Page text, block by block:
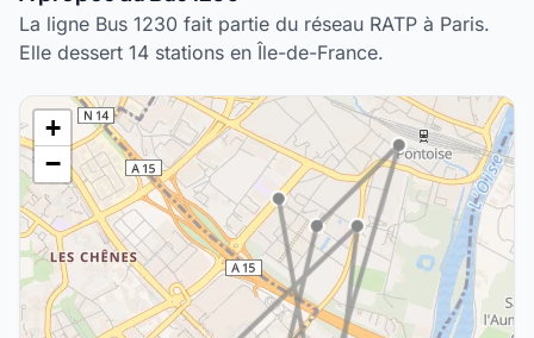
La ligne Bus 1230 fait partie du réseau RATP à Paris.
Elle dessert 14 stations en Île-de-France.
+
−